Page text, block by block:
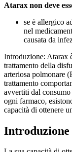
Atarax non deve
se è allergico
nel
causata da
Introduzione: Atarax
trattamento della
arteriosa polmonare
trattamento
avvertiti dal
ogni farmaco,
capacità di ottenere